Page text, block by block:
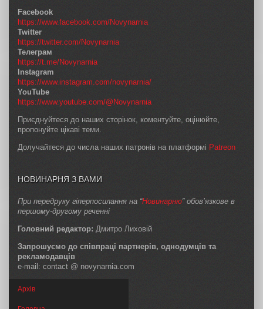
Facebook
https://www.facebook.com/Novynarnia
Twitter
https://twitter.com/Novynarnia
Телеграм
https://t.me/Novynarnia
Instagram
https://www.instagram.com/novynarnia/
YouTube
https://www.youtube.com/@Novynarnia
Приєднуйтеся до наших сторінок, коментуйте, оцінюйте,
пропонуйте цікаві теми.
Долучайтеся до числа наших патронів на платформі Patreon
НОВИНАРНЯ З ВАМИ
При передруку гіперпосилання на “Новинарню” обов’язкове в
першому-другому реченні
Головний редактор: Дмитро Лиховій
Запрошуємо до співпраці партнерів, однодумців та
рекламодавців
e-mail: contact @ novynarnia.com
Архів